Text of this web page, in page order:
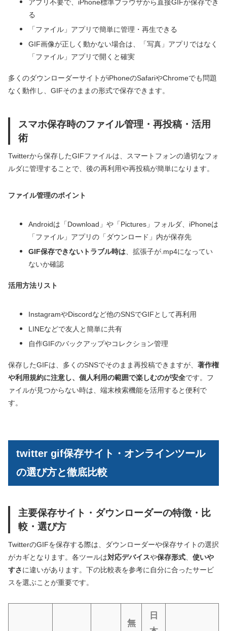
アプリ不要で、iPhone標準ブラウザから直接GIFが保存でき
る
「ファイル」アプリで簡単に管理・再生できる
GIF画像が正しく動かない場合は、「写真」アプリではなく
「ファイル」アプリで開くと確実
多くのダウンローダーサイトがiPhoneのSafariやChromeでも問題
なく動作し、GIFそのままの形式で保存できます。
スマホ保存時のファイル管理・再投稿・活用
術
Twitterから保存したGIFファイルは、スマートフォンの適切なフォ
ルダに管理することで、後の再利用や再投稿が簡単になります。
ファイル管理のポイント
Androidは「Download」や「Pictures」フォルダ、iPhoneは
「ファイル」アプリの「ダウンロード」内が保存先
GIF保存できないトラブル時は 、拡張子が.mp4になってい
ないか確認
活用方法リスト
InstagramやDiscordなど他のSNSでGIFとして再利用
LINEなどで友人と簡単に共有
自作GIFのバックアップやコレクション管理
保存したGIFは、多くのSNSでそのまま再投稿できますが、 著作権
や利用規約に注意し、個人利用の範囲で楽しむのが安全です。フ
ァイルが見つからない時は、端末検索機能を活用すると便利で
す。
twitter gif保存サイト・オンラインツール
の選び方と徹底比較
主要保存サイト・ダウンローダーの特徴・比
較・選び方
TwitterのGIFを保存する際は、ダウンローダーや保存サイトの選択
がカギとなります。各ツールは対応デバイスや保存形式
使いや
すさに違いがあります。下の比較表を参考に自分に合ったサービ
スを選ぶことが重要です。
無
日